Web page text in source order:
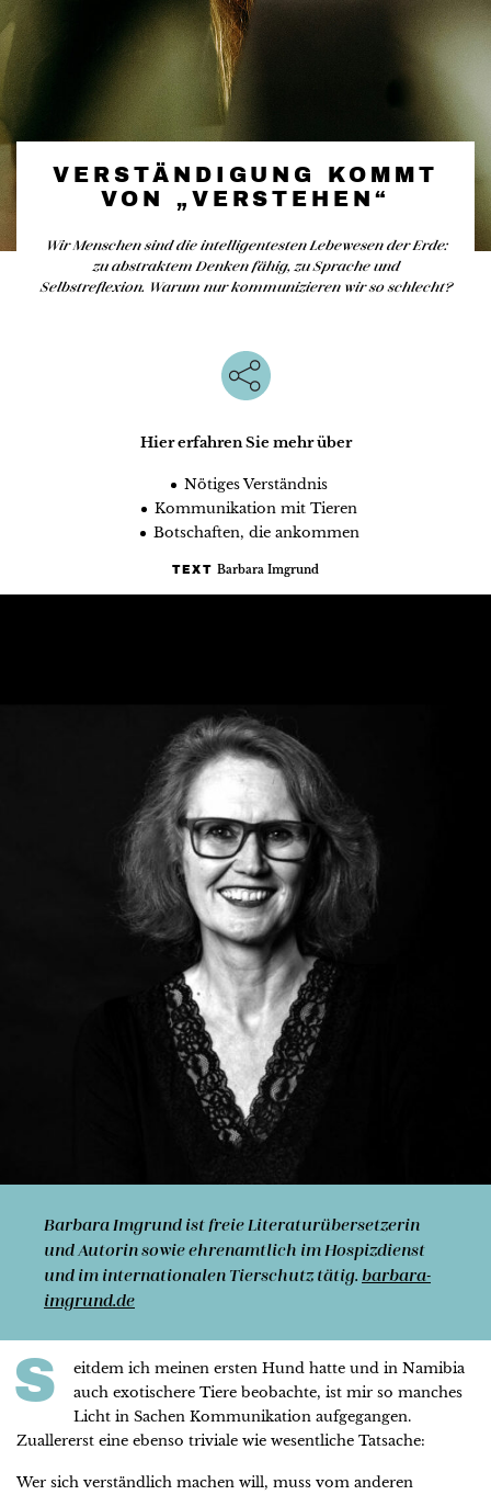
VERSTÄNDIGUNG KOMMT
VON „VERSTEHEN“
Wir Menschen sind die intelligentesten Lebewesen der Erde:
zu abstraktem Denken fähig, zu Sprache und
Selbstreflexion. Warum nur kommunizieren wir so schlecht?
Hier erfahren Sie mehr über
Nötiges Verständnis
Kommunikation mit Tieren
Botschaften, die ankommen
TEXTBarbara Imgrund
Barbara Imgrund ist freie Literaturübersetzerin
und Autorin sowie ehrenamtlich im Hospizdienst
und im internationalen Tierschutz tätig. barbara-
imgrund.de
S
eitdem ich meinen ersten Hund hatte und in Namibia
auch exotischere Tiere beobachte, ist mir so manches
Licht in Sachen Kommunikation aufgegangen.
Zuallererst eine ebenso triviale wie wesentliche Tatsache:
Wer sich verständlich machen will, muss vom anderen